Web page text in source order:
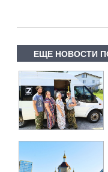
ЕЩЕ НОВОСТИ